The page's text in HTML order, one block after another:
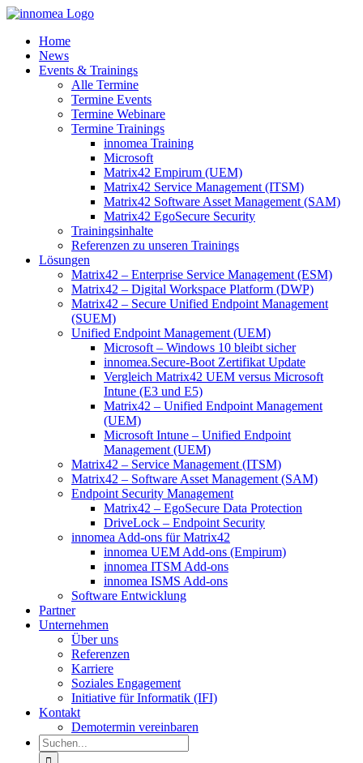
Zum
springenHome
News
Events & Trainings
Alle Termine
Termine Events
Termine Webinare
Termine Trainings
innomea Training
Microsoft
Matrix42 Empirum (UEM)
Matrix42 Service Management (ITSM)
Matrix42 Software Asset Management (SAM)
Matrix42 EgoSecure Security
Trainingsinhalte
Referenzen zu unseren Trainings
Lösungen
Matrix42 – Enterprise Service Management (ESM)
Matrix42 – Digital Workspace Platform (DWP)
Matrix42 – Secure Unified Endpoint Management
(SUEM)
Unified Endpoint Management (UEM)
Microsoft – Windows 10 bleibt sicher
innomea.Secure-Boot Zertifikat Update
Vergleich Matrix42 UEM versus Microsoft
Intune (E3 und E5)
Matrix42 – Unified Endpoint Management
(UEM)
Microsoft Intune – Unified Endpoint
Management (UEM)
Matrix42 – Service Management (ITSM)
Matrix42 – Software Asset Management (SAM)
Endpoint Security Management
Matrix42 – EgoSecure Data Protection
DriveLock – Endpoint Security
innomea Add-ons für Matrix42
innomea UEM Add-ons (Empirum)
innomea ITSM Add-ons
innomea ISMS Add-ons
Software Entwicklung
Partner
Unternehmen
Über uns
Referenzen
Karriere
Soziales Engagement
Initiative für Informatik (IFI)
Kontakt
Demotermin vereinbaren
Suche
nach: